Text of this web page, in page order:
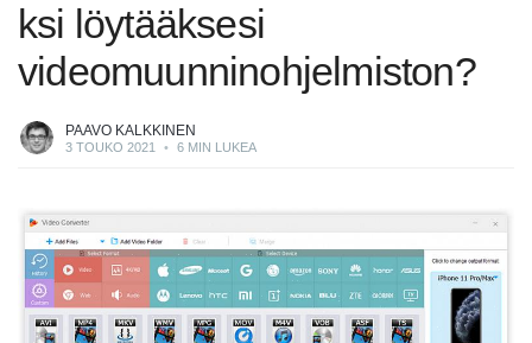
ksi löytääksesi
videomuunninohjelmiston?
PAAVO KALKKINEN
3 TOUKO 2021 • 6 MIN LUKEA